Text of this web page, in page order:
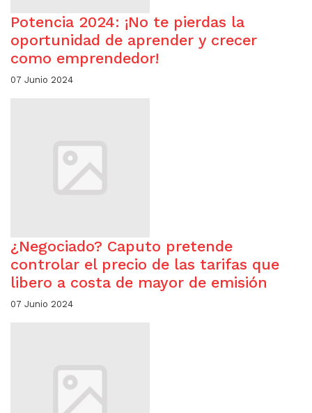
Potencia 2024: ¡No te pierdas la
oportunidad de aprender y crecer
como emprendedor!
07 Junio 2024
¿Negociado? Caputo pretende
controlar el precio de las tarifas que
libero a costa de mayor de emisión
07 Junio 2024